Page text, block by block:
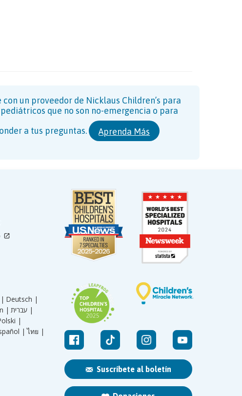
con un proveedor de Nicklaus Children’s para
que no son no-emergencia o para
a tus preguntas.
Aprenda Más
Suscríbete al boletín
Deutsch |
|
עברית |
|
| ไทย |